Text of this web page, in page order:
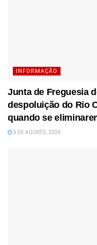
INFORMAÇÃO
Junta de Freguesia
despoluição do Rio
quando se
5 DE AGOSTO, 2026